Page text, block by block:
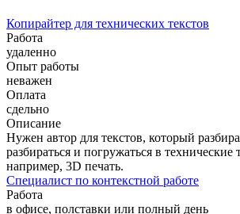
Копирайтер для технических текстов
Работа
удаленно
Опыт работы
неважен
Оплата
сдельно
Описание
Нужен автор для текстов, который
разбираться и погружаться в технические
например, 3D печать.
Специалист по контекстной работе
Работа
в офисе, полставки или полный день